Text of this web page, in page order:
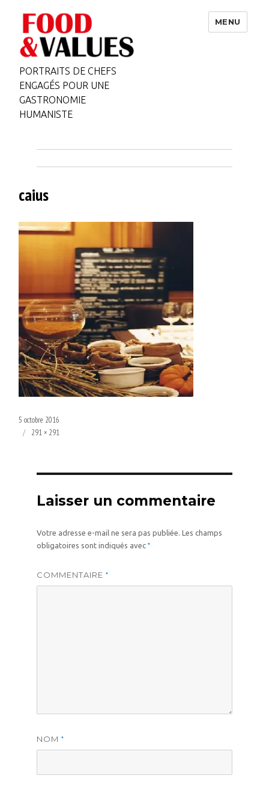
PORTRAITS DE CHEFS
ENGAGÉS POUR UNE
GASTRONOMIE
HUMANISTE
MENU
caius
Publié
le
5 octobre 2016
Taille
291 × 291
Laisser un commentaire
Votre adresse e-mail ne sera pas publiée. Les champs
obligatoires sont indiqués avec *
COMMENTAIRE *
NOM *